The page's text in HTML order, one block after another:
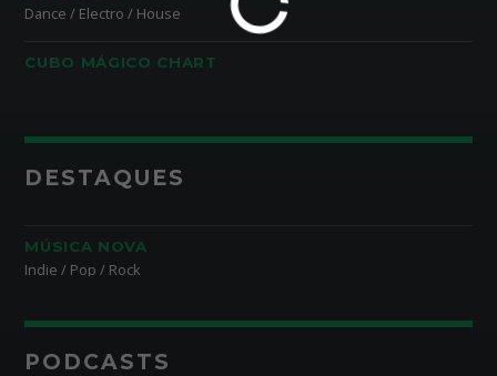
Dance / Electro / House
CUBO MÁGICO CHART
DESTAQUES
MÚSICA NOVA
Indie / Pop / Rock
PODCASTS